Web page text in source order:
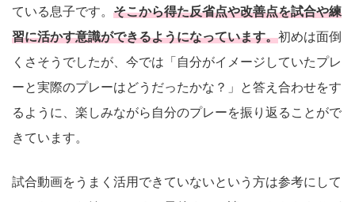
ている息子です。 そこから得た反省点や改善点を試合や練
習に活かす意識ができるようになっています。初めは面倒
くさそうでしたが、今では「自分がイメージしていたプレ
ーと実際のプレーはどうだったかな？」と答え合わせをす
るように、楽しみながら自分のプレーを振り返ることがで
きています。
試合動画をうまく活用できていないという方は参考にして